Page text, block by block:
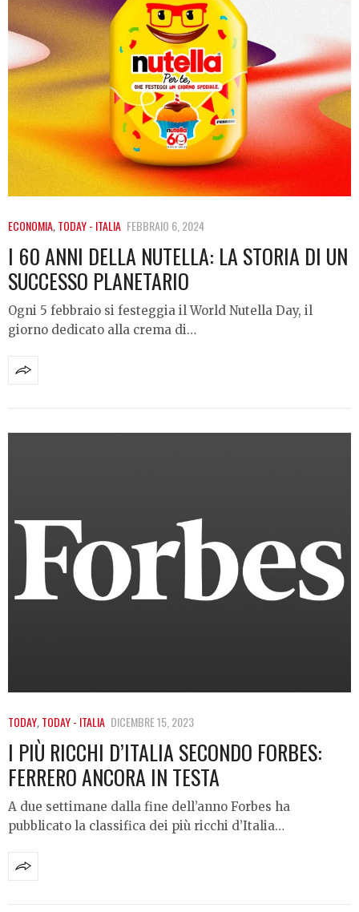
ECONOMIA,TODAY - ITALIA FEBBRAIO 6, 2024
I 60 ANNI DELLA NUTELLA: LA STORIA DI UN
SUCCESSO PLANETARIO
Ogni 5 febbraio si festeggia il World Nutella Day, il
giorno dedicato alla crema di…
TODAY,TODAY - ITALIA DICEMBRE 15, 2023
I PIÙ RICCHI D’ITALIA SECONDO FORBES:
FERRERO ANCORA IN TESTA
A due settimane dalla fine dell’anno Forbes ha
pubblicato la classifica dei più ricchi d’Italia…